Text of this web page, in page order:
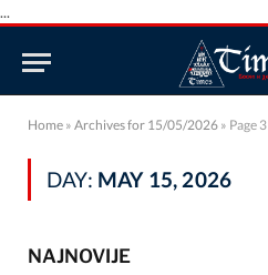
...
Home » Archives for 15/05/2026 » Page 3
DAY: MAY 15, 2026
NAJNOVIJE